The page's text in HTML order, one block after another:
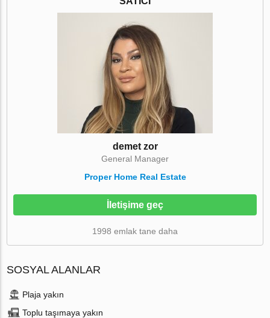
demet zor
General Manager
Proper Home Real Estate
İletişime geç
1998 emlak tane daha
SOSYAL ALANLAR
Plaja yakın
Toplu taşımaya yakın